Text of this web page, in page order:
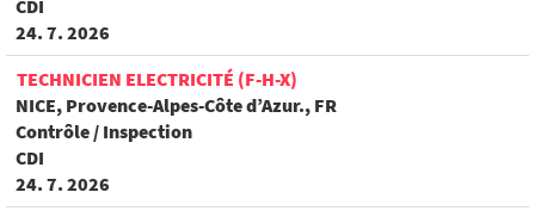
CDI
24. 7. 2026
TECHNICIEN ELECTRICITÉ (F-H-X)
NICE, Provence-Alpes-Côte d’Azur., FR
Contrôle / Inspection
CDI
24. 7. 2026